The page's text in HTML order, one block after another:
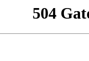
504